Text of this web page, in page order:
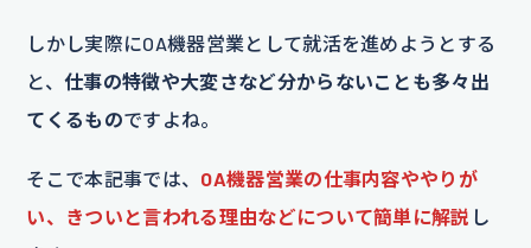
しかし実際にOA機器営業として就活を進めようとする
と、仕事の特徴や大変さなど分からないことも多々出
てくるものですよね。
そこで本記事では、 OA機器営業の仕事内容ややりが
い、きついと言われる理由などについて簡単に解説 し